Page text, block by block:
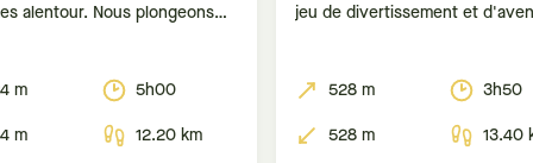
alentour. Nous plongeons
d’Aletsch. Arrivée au
m
5h00
m
12.20 km
jeu de divertissement et
d'un GPS ou d'un smartphone,
caches ou géocaches)
528 m
3h50
528 m
13.40